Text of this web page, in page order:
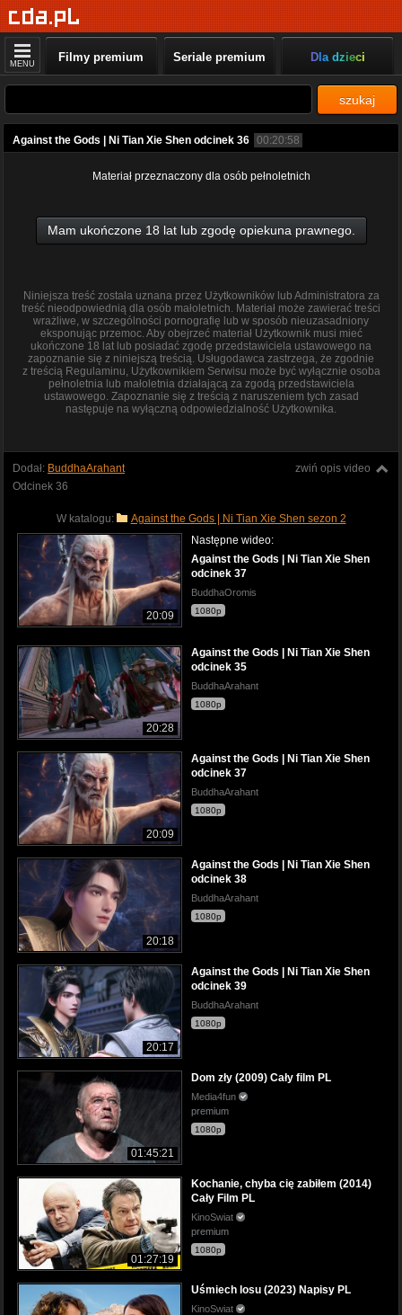
MENU Filmy premium Seriale premium Dla dzieci
szukaj
Against the Gods | Ni Tian Xie Shen odcinek 36 00:20:58
Materiał przeznaczony dla osób pełnoletnich
Mam ukończone 18 lat lub zgodę opiekuna prawnego.
Niniejsza treść została uznana przez Użytkowników lub Administratora za
treść nieodpowiednią dla osób małoletnich. Materiał może zawierać treści
wrażliwe, w szczególności pornografię lub w sposób nieuzasadniony
eksponując przemoc. Aby obejrzeć materiał Użytkownik musi mieć
ukończone 18 lat lub posiadać zgodę przedstawiciela ustawowego na
zapoznanie się z niniejszą treścią. Usługodawca zastrzega, że zgodnie
z treścią Regulaminu, Użytkownikiem Serwisu może być wyłącznie osoba
pełnoletnia lub małoletnia działającą za zgodą przedstawiciela
ustawowego. Zapoznanie się z treścią z naruszeniem tych zasad
następuje na wyłączną odpowiedzialność Użytkownika.
zwiń opis video
Dodał: BuddhaArahant
Odcinek 36
W katalogu: Against the Gods | Ni Tian Xie Shen sezon 2
20:09
Następne wideo:
Against the Gods | Ni Tian Xie Shen
odcinek 37
BuddhaOromis
1080p
20:28
Against the Gods | Ni Tian Xie Shen
odcinek 35
BuddhaArahant
1080p
20:09
Against the Gods | Ni Tian Xie Shen
odcinek 37
BuddhaArahant
1080p
20:18
Against the Gods | Ni Tian Xie Shen
odcinek 38
BuddhaArahant
1080p
20:17
Against the Gods | Ni Tian Xie Shen
odcinek 39
BuddhaArahant
1080p
01:45:21
Dom zły (2009) Cały film PL
Media4fun
premium
1080p
01:27:19
Kochanie, chyba cię zabiłem (2014)
Cały Film PL
KinoSwiat
premium
1080p
Uśmiech losu (2023) Napisy PL
KinoSwiat